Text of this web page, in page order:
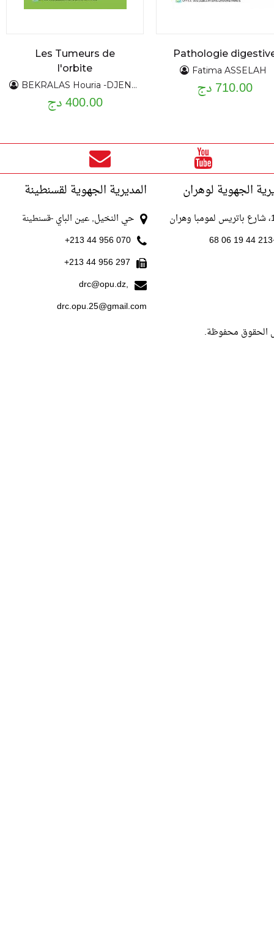
Pathologie
Fatima ASSELAH
710.00 دج
Les Tumeurs de
l'orbite
BEKRALAS Houria -DJENNAS Mohamed
400.00 دج
الجهوية لوهران المديرية الجهوية لقسنطينة
حي النخيل, عين الباي -قسنطينة
070 956 44 213+
297 956 44 213+
drc@opu.dz,
drc.opu.25@gmail.com
الحقوق محفوظة.